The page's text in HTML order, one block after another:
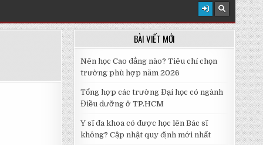
BÀI VIẾT MỚI
Nên học Cao đẳng nào? Tiêu chí chọn
trường phù hợp năm 2026
Tổng hợp các trường Đại học có ngành
Điều dưỡng ở TP.HCM
Y sĩ đa khoa có được học lên Bác sĩ
không? Cập nhật quy định mới nhất